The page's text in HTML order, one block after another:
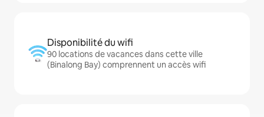
Disponibilité du wifi
90 locations de vacances dans cette ville
(Binalong Bay) comprennent un accès wifi